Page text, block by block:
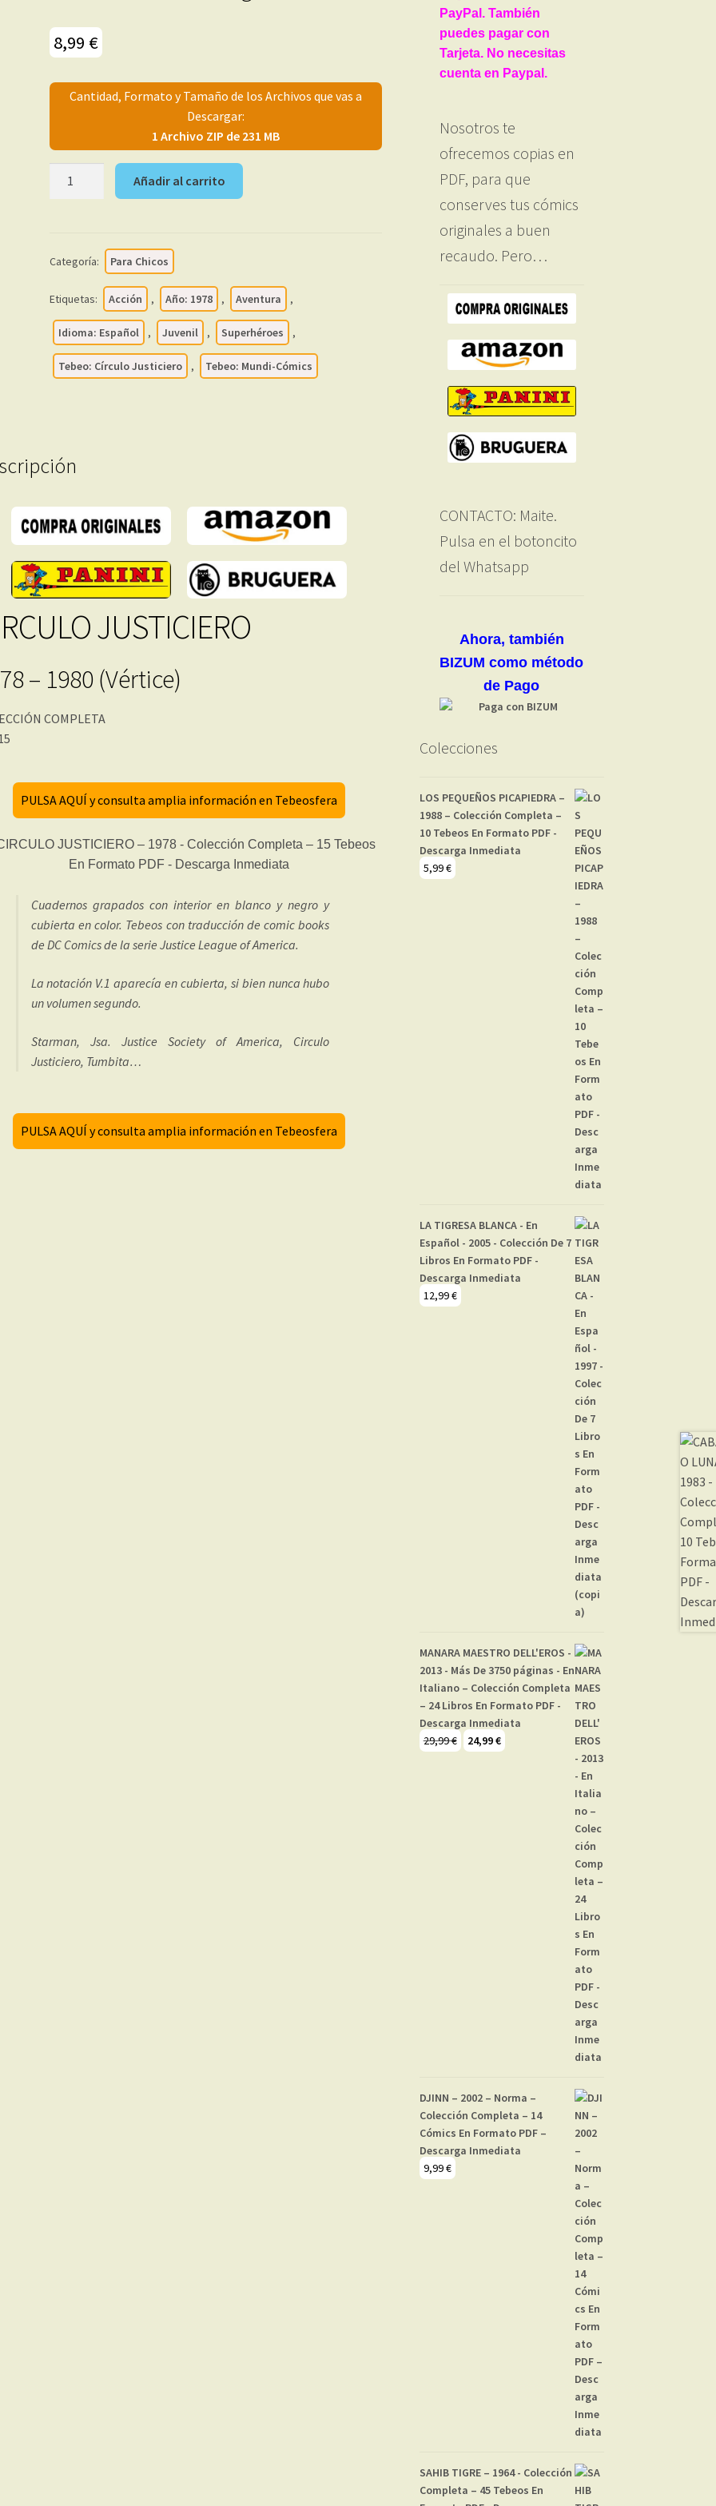
8,99 €
Cantidad, Formato y Tamaño de los Archivos que vas a
Descargar:
1 Archivo ZIP de 231 MB
JUSTICIERO
Vértice
-
Completa
–
15
-
Inmediata
cantidad
Añadir al carrito
Categoría: Para Chicos
Etiquetas: Acción , Año: 1978 , Aventura ,
Idioma: Español , Juvenil , Superhéroes ,
Tebeo: Círculo Justiciero , Tebeo: Mundi-Cómics
JUSTICIERO
– 1980 (Vértice)
COMPLETA
PULSA AQUÍ y consulta amplia información en Tebeosfera
Cuadernos grapados con interior en blanco y negro y
cubierta en color. Tebeos con traducción de comic books
de DC Comics de la serie Justice League of America.
La notación V.1 aparecía en cubierta, si bien nunca hubo
un volumen segundo.
Starman, Jsa. Justice Society of America, Circulo
Justiciero, Tumbita…
PULSA AQUÍ y consulta amplia información en Tebeosfera
PayPal. También
puedes pagar con
Tarjeta. No necesitas
cuenta en Paypal.
Nosotros te
ofrecemos copias en
PDF, para que
conserves tus cómics
originales a buen
recaudo. Pero…
CONTACTO: Maite.
Pulsa en el botoncito
del Whatsapp
Ahora, también
BIZUM como método
de Pago
Colecciones
LOS PEQUEÑOS PICAPIEDRA –
1988 – Colección Completa –
10 Tebeos En Formato PDF -
Descarga Inmediata
5,99€
LA TIGRESA BLANCA - En
Español - 2005 - Colección De 7
Libros En Formato PDF -
Descarga Inmediata
12,99€
MANARA MAESTRO DELL'EROS -
2013 - Más De 3750 páginas - En
Italiano – Colección Completa
– 24 Libros En Formato PDF -
Descarga Inmediata
29,99€
El24,99€
DJINN – 2002 – Norma –
Colección Completa – 14
Cómics En Formato PDF –
Descarga Inmediata
9,99€
SAHIB TIGRE – 1964 - Colección
Completa – 45 Tebeos En